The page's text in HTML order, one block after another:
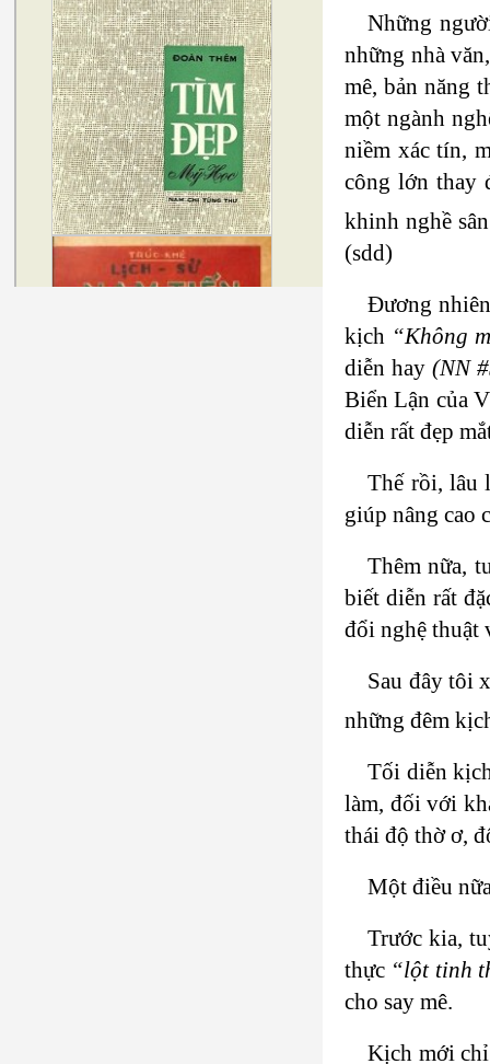
Những
những nhà
mê, bản năng
một ngành
niềm xác tín,
công lớn thay
khinh nghề
(sdd)
Đương
kịch “Không
diễn hay (NN
Biển Lận của
diễn rất đẹp
Thế rồi, lâu
giúp nâng cao
Thêm nữa,
biết diễn rất
đổi nghệ thuật
Sau đây tôi
những đêm
Tối diễn
làm, đối với
thái độ thờ ơ,
Một điều
Trước kia,
thực “lột tinh
cho say mê.
Kịch mới